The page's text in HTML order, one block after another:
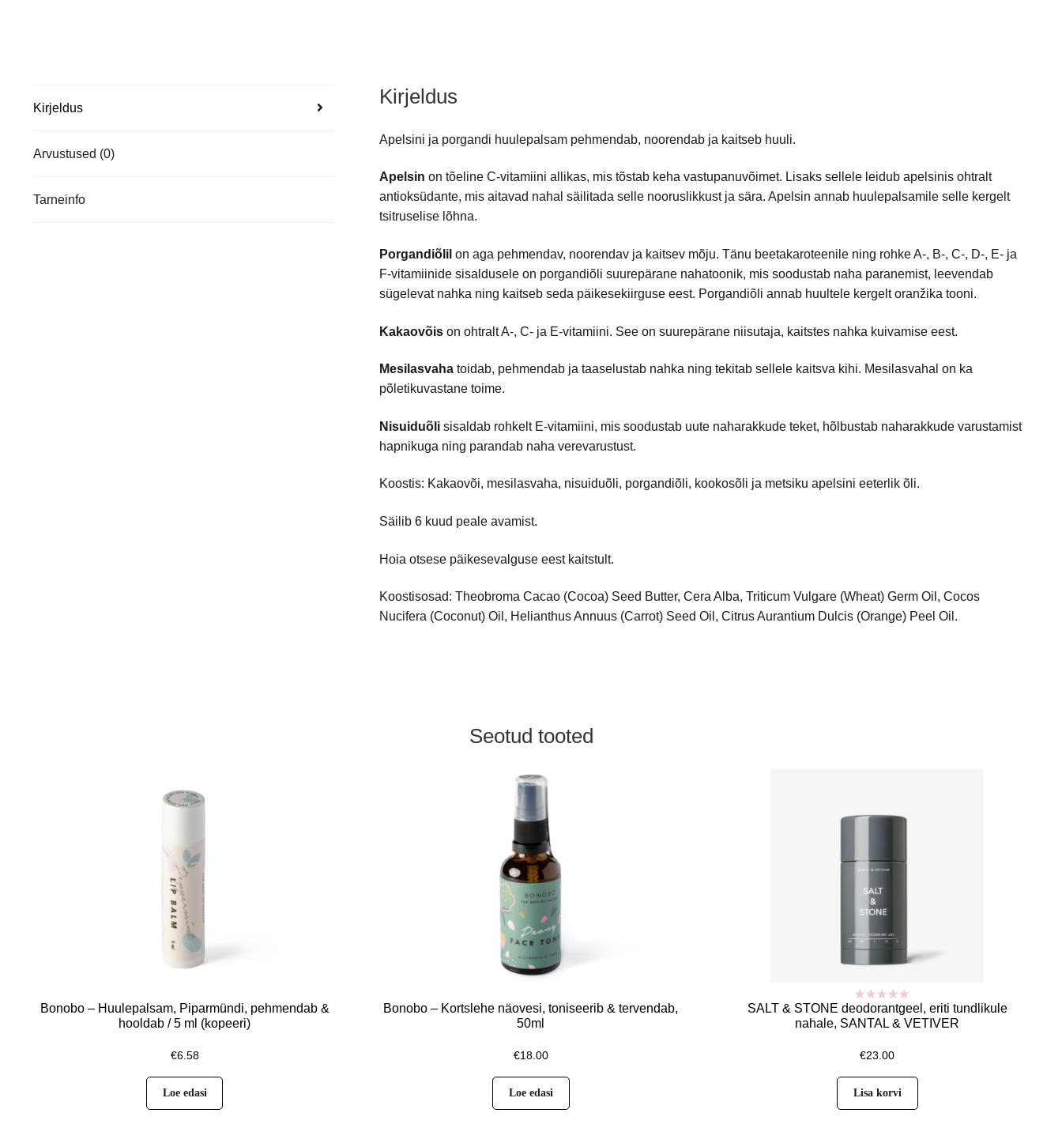
Kirjeldus
Arvustused (0)
Tarneinfo
Kirjeldus
Apelsini ja porgandi huulepalsam pehmendab, noorendab ja kaitseb huuli.
Apelsin on tõeline C-vitamiini allikas, mis tõstab keha vastupanuvõimet. Lisaks sellele leidub apelsinis ohtralt
antioksüdante, mis aitavad nahal säilitada selle nooruslikkust ja sära. Apelsin annab huulepalsamile selle kergelt
tsitruselise lõhna.
Porgandiõlil on aga pehmendav, noorendav ja kaitsev mõju. Tänu beetakaroteenile ning rohke A-, B-, C-, D-, E- ja
F-vitamiinide sisaldusele on porgandiõli suurepärane nahatoonik, mis soodustab naha paranemist, leevendab
sügelevat nahka ning kaitseb seda päikesekiirguse eest. Porgandiõli annab huultele kergelt oranžika tooni.
Kakaovõis on ohtralt A-, C- ja E-vitamiini. See on suurepärane niisutaja, kaitstes nahka kuivamise eest.
Mesilasvaha toidab, pehmendab ja taaselustab nahka ning tekitab sellele kaitsva kihi. Mesilasvahal on ka
põletikuvastane toime.
Nisuiduõli sisaldab rohkelt E-vitamiini, mis soodustab uute naharakkude teket, hõlbustab naharakkude varustamist
hapnikuga ning parandab naha verevarustust.
Koostis: Kakaovõi, mesilasvaha, nisuiduõli, porgandiõli, kookosõli ja metsiku apelsini eeterlik õli.
Säilib 6 kuud peale avamist.
Hoia otsese päikesevalguse eest kaitstult.
Koostisosad: Theobroma Cacao (Cocoa) Seed Butter, Cera Alba, Triticum Vulgare (Wheat) Germ Oil, Cocos
Nucifera (Coconut) Oil, Helianthus Annuus (Carrot) Seed Oil, Citrus Aurantium Dulcis (Orange) Peel Oil.
Seotud tooted
Bonobo – Huulepalsam, Piparmündi, pehmendab &
hooldab / 5 ml (kopeeri)
€6.58
Loe edasi
Bonobo – Kortslehe näovesi, toniseerib & tervendab,
50ml
€18.00
Loe edasi
SALT & STONE deodorantgeel, eriti tundlikule
nahale, SANTAL & VETIVER
Hinnanguga
4.80/ 5
€23.00
Lisa korvi